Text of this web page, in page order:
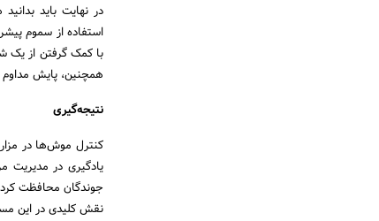
در نهایت باید
استفاده از سموم
با کمک گرفتن از یک
همچنین، پایش
نتیجه‌گیری
کنترل موش‌ها در
یادگیری در مدیریت
جوندگان محافظت
نقش کلیدی در این